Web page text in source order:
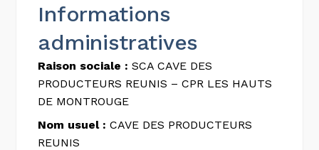
Informations
administratives
Raison sociale : SCA CAVE DES
PRODUCTEURS REUNIS – CPR LES HAUTS
DE MONTROUGE
Nom usuel : CAVE DES PRODUCTEURS
REUNIS